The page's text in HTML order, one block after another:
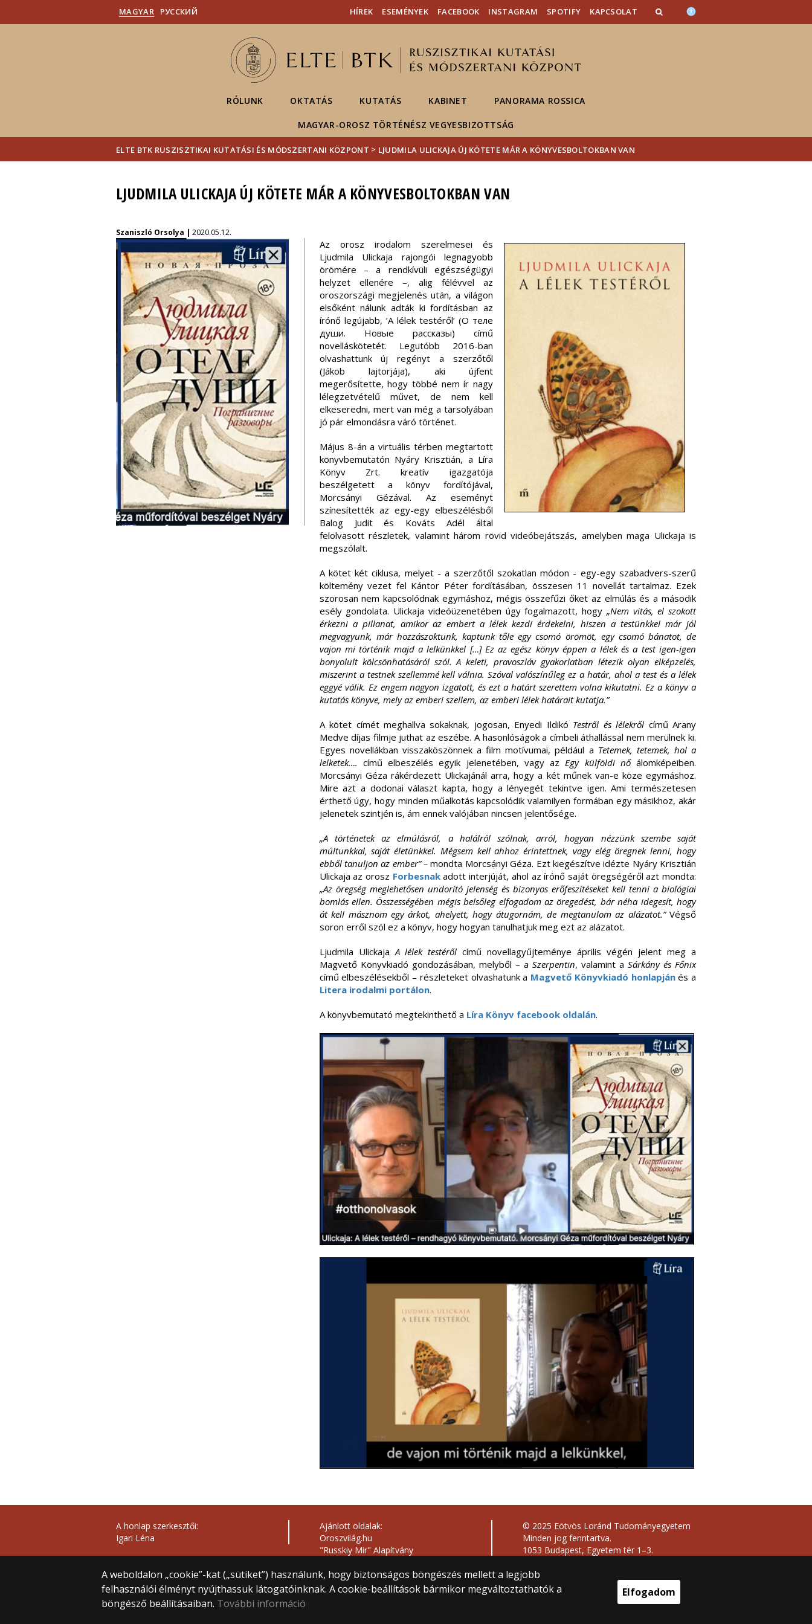
Hírek
Események
ELTE a
MAGYAR PУССКИЙ HÍREK ESEMÉNYEK FACEBOOK INSTAGRAM SPOTIFY KAPCSOLAT
RÓLUNK OKTATÁS KUTATÁS KABINET PANORAMA ROSSICA
MAGYAR-OROSZ TÖRTÉNÉSZ VEGYESBIZOTTSÁG
ELTE BTK RUSZISZTIKAI KUTATÁSI ÉS MÓDSZERTANI KÖZPONT > LJUDMILA ULICKAJA ÚJ KÖTETE MÁR A KÖNYVESBOLTOKBAN VAN
LJUDMILA ULICKAJA ÚJ KÖTETE MÁR A KÖNYVESBOLTOKBAN VAN
Szaniszló Orsolya | 2020.05.12.
Az orosz irodalom szerelmesei és
Ljudmila Ulickaja rajongói legnagyobb
örömére – a rendkívüli egészségügyi
helyzet ellenére –, alig félévvel az
oroszországi megjelenés után, a világon
elsőként nálunk adták ki fordításban az
írónő legújabb, ’A lélek testéről’ (О теле
души. Новые рассказы) című
novelláskötetét. Legutóbb 2016-ban
olvashattunk új regényt a szerzőtől
(Jákob lajtorjája), aki újfent
megerősítette, hogy többé nem ír nagy
lélegzetvételű művet, de nem kell
elkeseredni, mert van még a tarsolyában
jó pár elmondásra váró történet.
Május 8-án a virtuális térben megtartott
könyvbemutatón Nyáry Krisztián, a Líra
Könyv Zrt. kreatív igazgatója
beszélgetett a könyv fordítójával,
Morcsányi Gézával. Az eseményt
színesítették az egy-egy elbeszélésből
Balog Judit és Kováts Adél által
felolvasott részletek, valamint három rövid videóbejátszás, amelyben maga Ulickaja is
megszólalt.
A kötet két ciklusa, melyet - a szerzőtől szokatlan módon - egy-egy szabadvers-szerű
költemény vezet fel Kántor Péter fordításában, összesen 11 novellát tartalmaz. Ezek
szorosan nem kapcsolódnak egymáshoz, mégis összefűzi őket az elmúlás és a második
esély gondolata. Ulickaja videóüzenetében úgy fogalmazott, hogy „Nem vitás, el szokott
érkezni a pillanat, amikor az embert a lélek kezdi érdekelni, hiszen a testünkkel már jól
megvagyunk, már hozzászoktunk, kaptunk tőle egy csomó örömöt, egy csomó bánatot, de
vajon mi történik majd a lelkünkkel […] Ez az egész könyv éppen a lélek és a test igen-igen
bonyolult kölcsönhatásáról szól. A keleti, pravoszláv gyakorlatban létezik olyan elképzelés,
miszerint a testnek szellemmé kell válnia. Szóval valószínűleg ez a határ, ahol a test és a lélek
eggyé válik. Ez engem nagyon izgatott, és ezt a határt szerettem volna kikutatni. Ez a könyv a
kutatás könyve, mely az emberi szellem, az emberi lélek határait kutatja.”
A kötet címét meghallva sokaknak, jogosan, Enyedi Ildikó Testről és lélekről című Arany
Medve díjas filmje juthat az eszébe. A hasonlóságok a címbeli áthallással nem merülnek ki.
Egyes novellákban visszaköszönnek a film motívumai, például a Tetemek, tetemek, hol a
lelketek…. című elbeszélés egyik jelenetében, vagy azEgy külföldi nőálomképeiben.
Morcsányi Géza rákérdezett Ulickajánál arra, hogy a két műnek van-e köze egymáshoz.
Mire azt a dodonai választ kapta, hogy a lényegét tekintve igen. Ami természetesen
érthető úgy, hogy minden műalkotás kapcsolódik valamilyen formában egy másikhoz, akár
jelenetek szintjén is, ám ennek valójában nincsen jelentősége.
„A történetek az elmúlásról, a halálról szólnak, arról, hogyan nézzünk szembe saját
múltunkkal, saját életünkkel. Mégsem kell ahhoz érintettnek, vagy elég öregnek lenni, hogy
ebből tanuljon az ember” – mondta Morcsányi Géza. Ezt kiegészítve idézte Nyáry Krisztián
Ulickaja az orosz Forbesnakadott interjúját, ahol az írónő saját öregségéről azt mondta:
„Az öregség meglehetősen undorító jelenség és bizonyos erőfeszítéseket kell tenni a biológiai
bomlás ellen. Összességében mégis belsőleg elfogadom az öregedést, bár néha idegesít, hogy
át kell másznom egy árkot, ahelyett, hogy átugornám, de megtanulom az alázatot.”Végső
soron erről szól ez a könyv, hogy hogyan tanulhatjuk meg ezt az alázatot.
Ljudmila UlickajaA lélek testéről című novellagyűjteménye április végén jelent meg a
Magvető Könyvkiadó gondozásában, melyből – a Szerpentin, valamint a Sárkány és Főnix
című elbeszélésekből – részleteket olvashatunk a Magvető Könyvkiadó honlapjánés a
Litera irodalmi portálon.
A könyvbemutató megtekinthető a Líra Könyv facebook oldalán.
A weboldalon „cookie”-kat („sütiket”) használunk, hogy biztonságos böngészés mellett a legjobb
felhasználói élményt nyújthassuk látogatóinknak. A cookie-beállítások bármikor megváltoztathatók a
böngésző beállításaiban. További információ
Elfogadom
A honlap szerkesztői:
Igari Léna
Ajánlott oldalak:
Oroszvilág.hu
"Russkiy Mir" Alapítvány
Magyar-Orosz Művelődési és Baráti
Társaság
© 2025 Eötvös Loránd Tudományegyetem
Minden jog fenntartva.
1053 Budapest, Egyetem tér 1–3.
Webfejlesztés: